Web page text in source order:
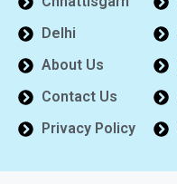
Delhi
About Us
Contact Us
Privacy Policy